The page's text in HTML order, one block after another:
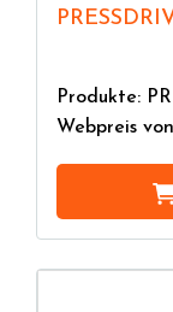
Produkte:
Webpreis